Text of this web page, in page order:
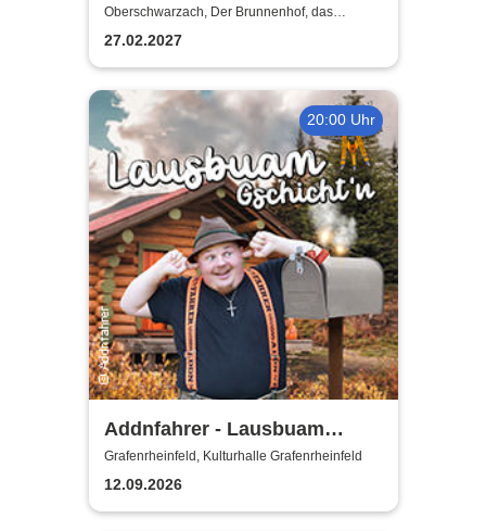
Waghubinger - Früher waren
weniger Kerzen
Oberschwarzach, Der Brunnenhof, das
fränkische Landgasthaus
27.02.2027
20:00 Uhr
Addnfahrer - Lausbuam
Gschicht'n
Grafenrheinfeld, Kulturhalle Grafenrheinfeld
12.09.2026